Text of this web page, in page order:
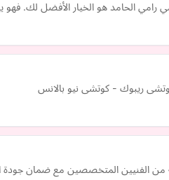
الحامد هو الخيار الأفضل لك. فهو
ريبوك - كوتشى نيو بالانس
الفنيين المتخصصين مع ضمان جودة